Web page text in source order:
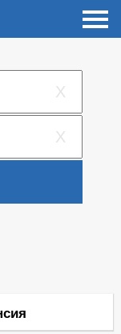
X
X